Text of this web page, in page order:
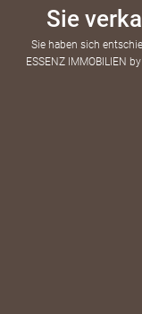
Sie
Sie haben sich
ESSENZ IMMOBILIEN